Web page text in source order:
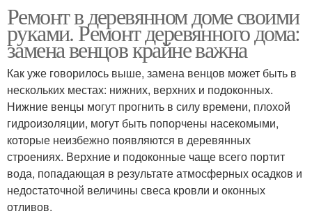
Ремонт в деревянном доме своими
руками. Ремонт деревянного дома:
замена венцов крайне важна
Как уже говорилось выше, замена венцов может быть в
нескольких местах: нижних, верхних и подоконных.
Нижние венцы могут прогнить в силу времени, плохой
гидроизоляции, могут быть попорчены насекомыми,
которые неизбежно появляются в деревянных
строениях. Верхние и подоконные чаще всего портит
вода, попадающая в результате атмосферных осадков и
недостаточной величины свеса кровли и оконных
отливов.